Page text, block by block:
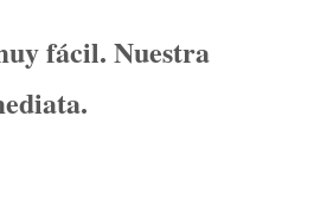
fácil. Nuestra